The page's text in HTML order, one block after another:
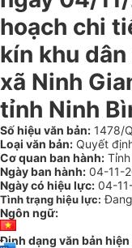
hoạch chi
kín khu
xã Ninh
tỉnh Ninh
Số hiệu văn bản: 1478/
Loại văn bản: Quyết
Cơ quan ban hành:
Ngày ban hành: 04-11-
Ngày có hiệu lực: 04-
Tình trạng hiệu lực:
Ngôn ngữ:
Định dạng văn bản hiện